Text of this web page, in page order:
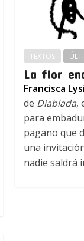
TEXTOS
La flor
Francisca
de Diablada,
para
pagano que
una
nadie saldrá